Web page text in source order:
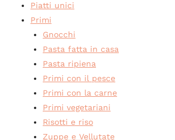
Piatti unici
Primi
Gnocchi
Pasta fatta in casa
Pasta ripiena
Primi con il pesce
Primi con la carne
Primi vegetariani
Risotti e riso
Zuppe e Vellutate